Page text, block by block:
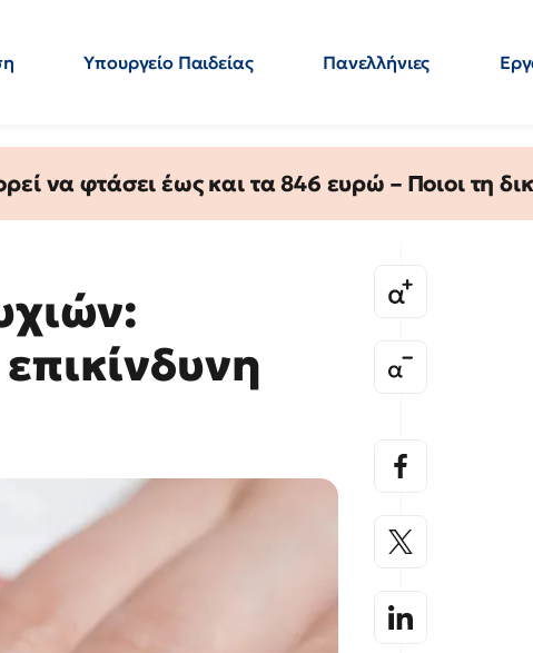
Υπουργείο Παιδείας Πανελλήνιες
να φτάσει έως και τα 846 ευρώ – Ποιοι τη